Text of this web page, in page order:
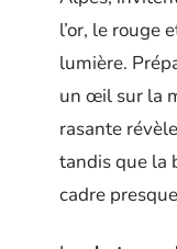
l’or, le rouge
lumière.
un œil sur la
rasante
tandis que la
cadre